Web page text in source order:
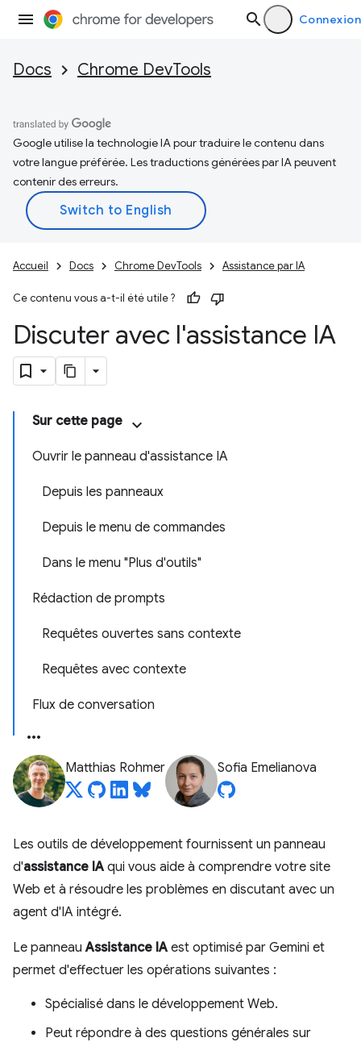
Connexion
Docs Chrome DevTools
Google utilise la technologie IA pour traduire le contenu dans
votre langue préférée. Les traductions générées par IA peuvent
contenir des erreurs.
Accueil Docs Chrome DevTools Assistance par IA
Ce contenu vous a-t-il été utile ?
Discuter avec l'assistance IA
Sur cette page
Ouvrir le panneau d'assistance IA
Depuis les panneaux
Depuis le menu de commandes
Dans le menu "Plus d'outils"
Rédaction de prompts
Requêtes ouvertes sans contexte
Requêtes avec contexte
Flux de conversation
Matthias Rohmer Sofia Emelianova
Les outils de développement fournissent un panneau
d'assistance IA qui vous aide à comprendre votre site
Web et à résoudre les problèmes en discutant avec un
agent d'IA intégré.
Le panneauAssistance IA est optimisé par Gemini et
permet d'effectuer les opérations suivantes :
Spécialisé dans le développement Web.
Peut répondre à des questions générales sur